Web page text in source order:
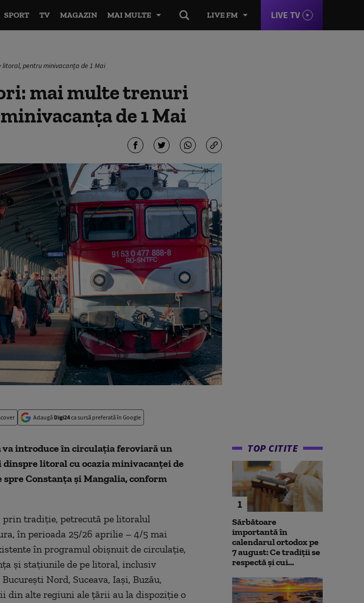
LIVE FM LIVE TV
SPORT TV MAGAZIN MAI MULTE
litoral, pentru minivacanța de 1 Mai
mai multe trenuri
de 1 Mai
Adaugă Digi24ca sursă preferată în Google
va introduce în circulația feroviară un
litoral cu ocazia minivacanţei de
Constanţa și Mangalia, conform
prin tradiţie, petrecută pe litoralul
în perioada 25/26 aprilie – 4/5 mai
în programul obişnuit de circulaţie,
şi staţiunile de pe litoral, inclusiv
Nord, Suceava, Iaşi, Buzău,
din alte regiuni ale ţării au la dispoziţie o
TOP CITITE
1
Sărbătoare
importantă în
calendarul ortodox pe
7 august: Ce tradiții se
respectă și cui...